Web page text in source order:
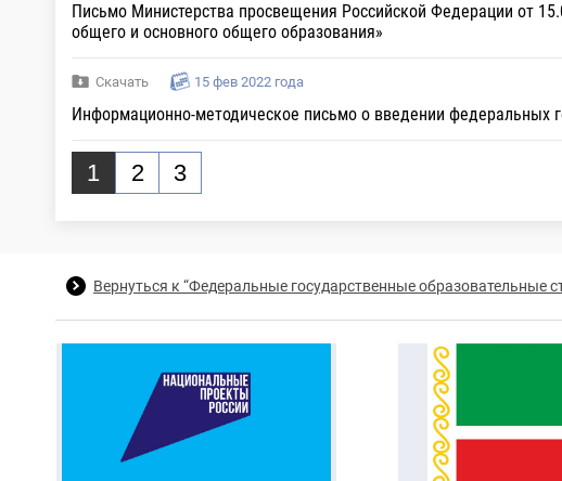
Письмо Министерства просвещения Российской Федерации от
общего и основного общего образования»
Скачать 15 фев 2022 года
Информационно-методическое письмо о введении федеральных
1 2 3
Вернуться к “Федеральные государственные образовательные